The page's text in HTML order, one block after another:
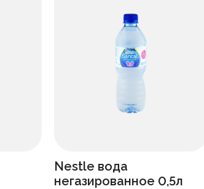
Nestle вода
негазированное 0,5л